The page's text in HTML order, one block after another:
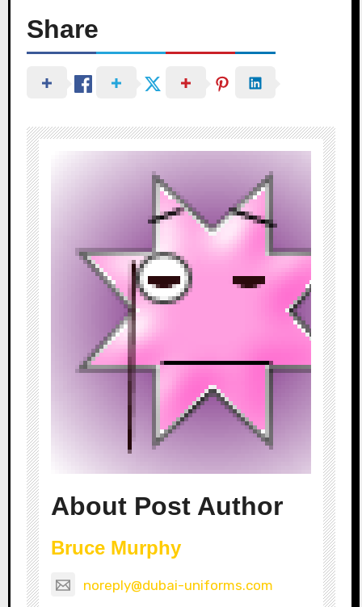
Share
About Post Author
Bruce Murphy
noreply@dubai-uniforms.com